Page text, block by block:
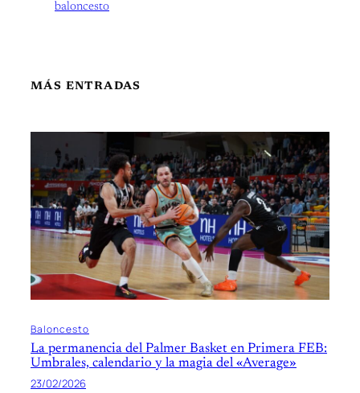
baloncesto
MÁS ENTRADAS
Baloncesto
La permanencia del Palmer Basket en Primera FEB:
Umbrales, calendario y la magia del «Average»
23/02/2026